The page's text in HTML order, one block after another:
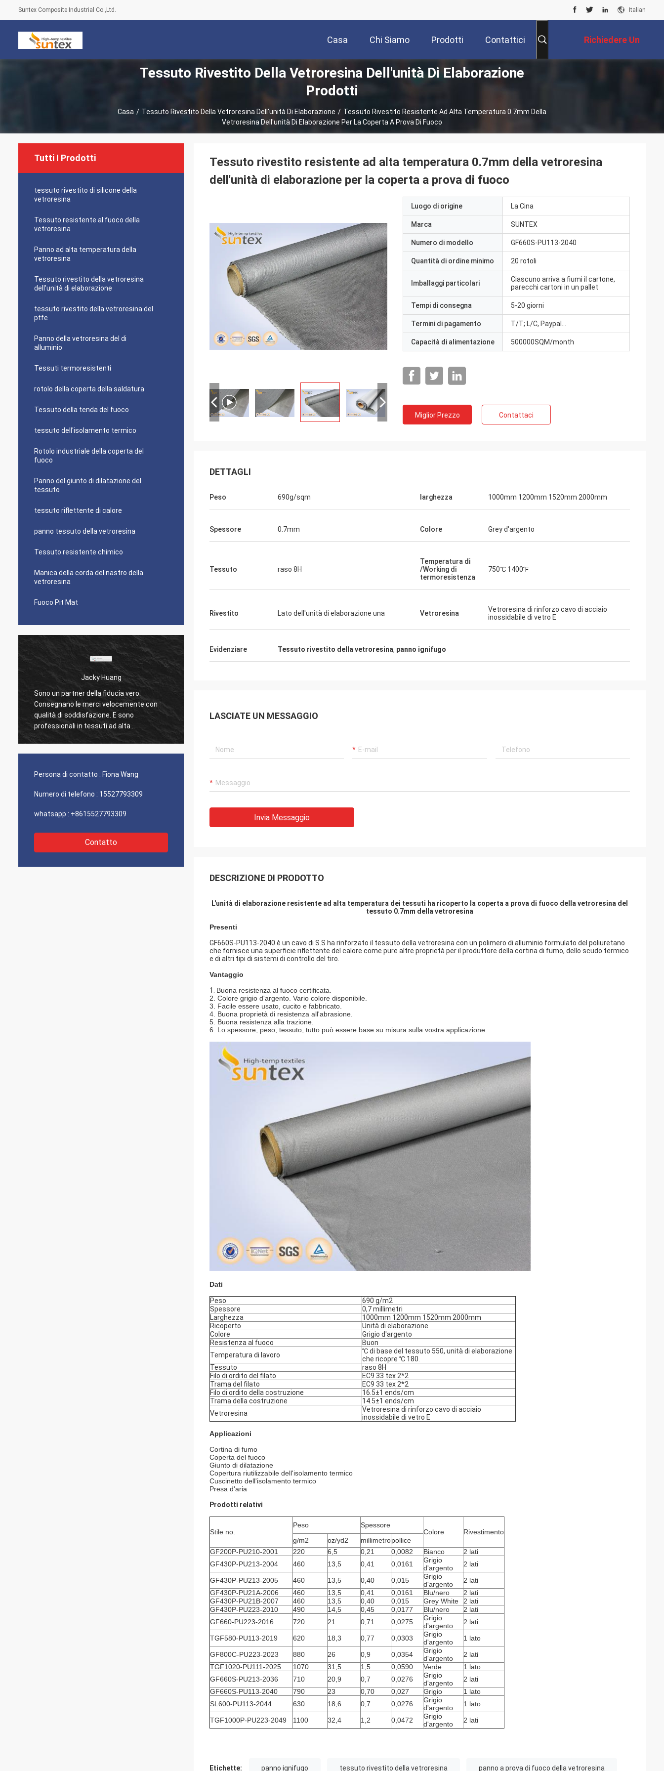
Suntex Composite Industrial Co.,Ltd. Italian
Casa Chi Siamo Prodotti Contattici Richiedere Un
Preventivo
Tessuto Rivestito Della Vetroresina Dell'unità Di Elaborazione
Prodotti
Casa / Tessuto Rivestito Della Vetroresina Dell'unità Di Elaborazione / Tessuto Rivestito Resistente Ad Alta Temperatura 0.7mm Della
Vetroresina Dell'unità Di Elaborazione Per La Coperta A Prova Di Fuoco
Tutti I Prodotti
tessuto rivestito di silicone della
vetroresina
Tessuto resistente al fuoco della
vetroresina
Panno ad alta temperatura della
vetroresina
Tessuto rivestito della vetroresina
dell'unità di elaborazione
tessuto rivestito della vetroresina del
ptfe
Panno della vetroresina del di
alluminio
Tessuti termoresistenti
rotolo della coperta della saldatura
Tessuto della tenda del fuoco
tessuto dell'isolamento termico
Rotolo industriale della coperta del
fuoco
Panno del giunto di dilatazione del
tessuto
tessuto riflettente di calore
panno tessuto della vetroresina
Tessuto resistente chimico
Manica della corda del nastro della
vetroresina
Fuoco Pit Mat
Sig.ra Hande
Stiamo lavorando con Suntex per oltre 10
anni, essi teniamo la qualità stabile
sempre. Trattano seriamente ogna
singolo richiesta noi. È felice da
collaborare comunque con loro.
qualità di soddisfazione. E sono
progetti differenti.
Persona di contatto : Fiona Wang
Numero di telefono : 15527793309
whatsapp : +8615527793309
Contatto
Tessuto rivestito resistente ad alta temperatura 0.7mm della vetroresina
dell'unità di elaborazione per la coperta a prova di fuoco
Luogo di origine La Cina
Marca SUNTEX
Numero di modello GF660S-PU113-2040
Quantità di ordine minimo 20 rotoli
Imballaggi particolari
Ciascuno arriva a fiumi il cartone,
parecchi cartoni in un pallet
Tempi di consegna 5-20 giorni
Termini di pagamento T/T; L/C, Paypal…
Capacità di alimentazione 500000SQM/month
Miglior Prezzo Contattaci
DETTAGLI
Peso 690g/sqm larghezza 1000mm 1200mm 1520mm 2000mm
Spessore 0.7mm Colore Grey d'argento
Tessuto raso 8H
Temperatura di
/Working di
termoresistenza
750℃ 1400℉
Rivestito Lato dell'unità di elaborazione una Vetroresina
Vetroresina di rinforzo cavo di acciaio
inossidabile di vetro E
Evidenziare Tessuto rivestito della vetroresina, panno ignifugo
LASCIATE UN MESSAGGIO
Invia Messaggio
DESCRIZIONE DI PRODOTTO
L'unità di elaborazione resistente ad alta temperatura dei tessuti ha ricoperto la coperta a prova di fuoco della vetroresina del
tessuto 0.7mm della vetroresina
Presenti
GF660S-PU113-2040 è un cavo di S.S ha rinforzato il tessuto della vetroresina con un polimero di alluminio formulato del poliuretano
che fornisce una superficie riflettente del calore come pure altre proprietà per il produttore della cortina di fumo, dello scudo termico
e di altri tipi di sistemi di controllo del tiro.
Vantaggio
1. Buona resistenza al fuoco certificata.
2. Colore grigio d'argento. Vario colore disponibile.
3. Facile essere usato, cucito e fabbricato.
4. Buona proprietà di resistenza all'abrasione.
5. Buona resistenza alla trazione.
6. Lo spessore, peso, tessuto, tutto può essere base su misura sulla vostra applicazione.
Dati
Peso
690 g/m2
Spessore
0,7 millimetri
Larghezza
1000mm 1200mm 1520mm 2000mm
Ricoperto
Unità di elaborazione
Colore
Grigio d'argento
Resistenza al fuoco
Buon
Temperatura di lavoro
℃ di base del tessuto 550, unità di elaborazione
che ricopre ℃ 180.
Tessuto
raso 8H
Filo di ordito del filato
EC9 33 tex 2*2
Trama del filato
EC9 33 tex 2*2
Filo di ordito della costruzione
16.5±1 ends/cm
Trama della costruzione
14.5±1 ends/cm
Vetroresina
Vetroresina di rinforzo cavo di acciaio
inossidabile di vetro E
Applicazioni
Cortina di fumo
Coperta del fuoco
Giunto di dilatazione
Copertura riutilizzabile dell'isolamento termico
Cuscinetto dell'isolamento termico
Presa d'aria
Prodotti relativi
Stile no.
Peso
Spessore
Colore
Rivestimento
g/m2
oz/yd2 millimetropollice
GF200P-PU210-2001
220 6,5 0,21 0,0082 Bianco
2 lati
GF430P-PU213-2004
460 13,5 0,41 0,0161
Grigio
d'argento
2 lati
GF430P-PU213-2005 460 13,5 0,40 0,015
Grigio
d'argento
2 lati
GF430P-PU21A-2006
460 13,5 0,41 0,0161 Blu/nero
2 lati
GF430P-PU21B-2007
460 13,5 0,40 0,015 Grey White
2 lati
GF430P-PU223-2010
490 14,5 0,45 0,0177 Blu/nero
2 lati
GF660-PU223-2016
720 21 0,71 0,0275
Grigio
d'argento
2 lati
TGF580-PU113-2019 620 18,3 0,77 0,0303
Grigio
d'argento
1 lato
GF800C-PU223-2023 880 26 0,9 0,0354
Grigio
d'argento
2 lati
TGF1020-PU111-2025
1070 31,5 1,5 0,0590 Verde
1 lato
GF660S-PU213-2036
710 20,9 0,7 0,0276
Grigio
d'argento
2 lati
GF660S-PU113-2040
790 23 0,70 0,027 Grigio
1 lato
SL600-PU113-2044
630 18,6 0,7 0,0276
Grigio
d'argento
1 lato
TGF1000P-PU223-2049 1100 32,4 1,2 0,0472
Grigio
d'argento
2 lati
Etichette: panno ignifugo tessuto rivestito della vetroresina panno a prova di fuoco della vetroresina